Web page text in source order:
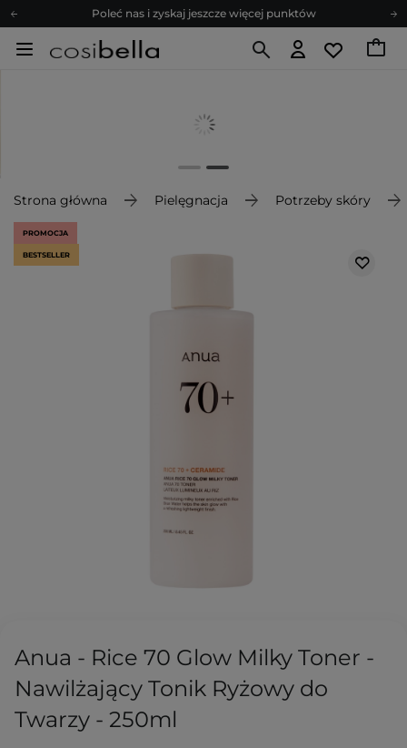
Poleć nas i zyskaj jeszcze więcej punktów
Zapisz się na newsletter pełen porad
Poleć nas i zyskaj jeszcze więcej punktów
Strona główna Pielęgnacja Potrzeby skóry
PROMOCJA
BESTSELLER
Anua - Rice 70 Glow Milky Toner -
Nawilżający Tonik Ryżowy do
Twarzy - 250ml